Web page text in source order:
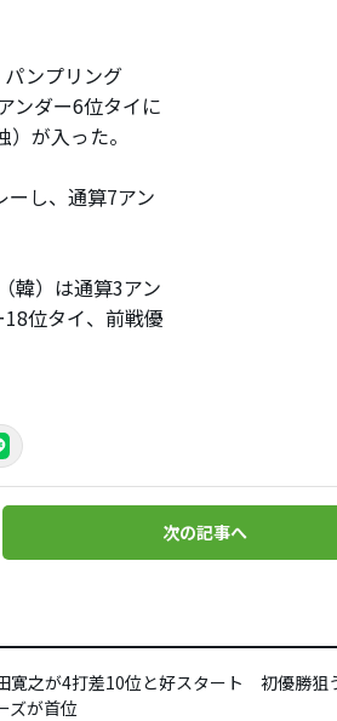
ンプリング
ンダー6位タイに
が入った。
し、通算7アン
韓）は通算3アン
位タイ、前戦優
次の記事へ
寛之が4打差10位と好スタート 初優勝狙
ズが首位